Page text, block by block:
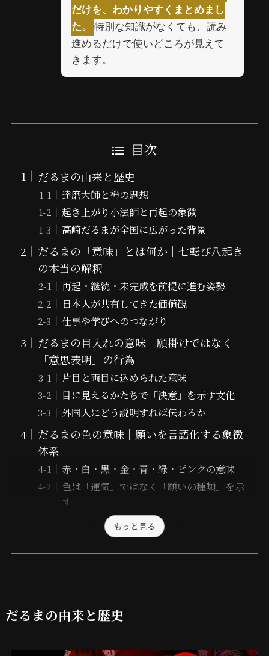
だけを、わかりやすくまとめまし
た。 特別な知識がなくても、読み
進めるだけで使いどころが見えて
きます。
目次
だるまの由来と歴史
達磨大師と禅の思想
起き上がり小法師と再起の象徴
高崎だるまが全国に広がった背景
だるまの「意味」とは何か｜七転び八起き
の本当の解釈
再起・継続・未完成を前提に進む姿勢
日本人が共有してきた価値観
仕事や学びへのつながり
だるまの目入れの意味｜願掛けではなく
「意思表明」の行為
片目と両目に込められた意味
目に見えるかたちで「決意」を示す文化
外国人にどう説明すれば伝わるか
だるまの色の意味｜願いを言語化する象徴
体系
赤・白・黒・金・青・緑・ピンクの意味
色は「運気」ではなく「願いの種類」を示
す
もっと見る
だるまの由来と歴史